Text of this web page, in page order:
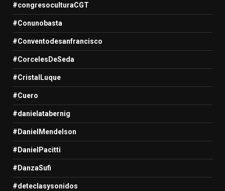
#congresoculturaCGT
#Conunobasta
#Conventodesanfrancisco
#CorcelesDeSeda
#CristalLuque
#Cuero
#danielatabernig
#DanielMendelson
#DanielPacitti
#DanzaSufi
#deteclasysonidos